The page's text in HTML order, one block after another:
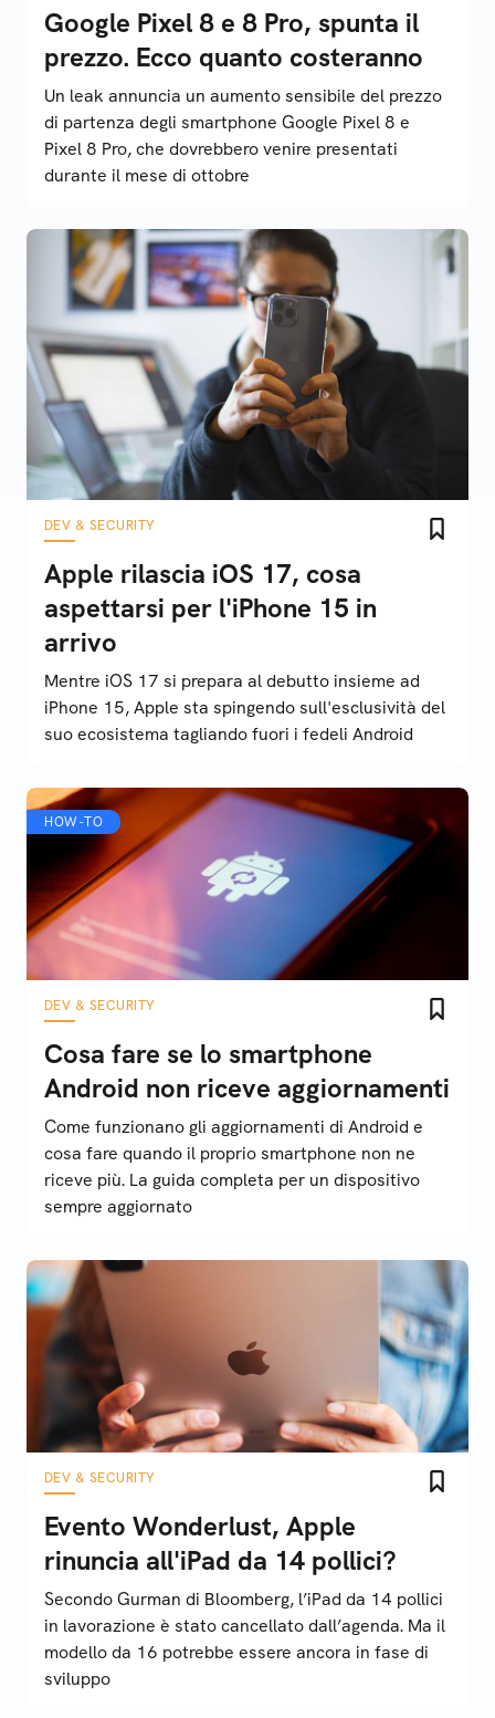
Google Pixel 8 e 8 Pro, spunta il
prezzo. Ecco quanto costeranno
Un leak annuncia un aumento sensibile del prezzo
di partenza degli smartphone Google Pixel 8 e
Pixel 8 Pro, che dovrebbero venire presentati
durante il mese di ottobre
DEV & SECURITY
Apple rilascia iOS 17, cosa
aspettarsi per l'iPhone 15 in
arrivo
Mentre iOS 17 si prepara al debutto insieme ad
iPhone 15, Apple sta spingendo sull'esclusività del
suo ecosistema tagliando fuori i fedeli Android
HOW-TO
DEV & SECURITY
Cosa fare se lo smartphone
Android non riceve aggiornamenti
Come funzionano gli aggiornamenti di Android e
cosa fare quando il proprio smartphone non ne
riceve più. La guida completa per un dispositivo
sempre aggiornato
DEV & SECURITY
Evento Wonderlust, Apple
rinuncia all'iPad da 14 pollici?
Secondo Gurman di Bloomberg, l’iPad da 14 pollici
in lavorazione è stato cancellato dall’agenda. Ma il
modello da 16 potrebbe essere ancora in fase di
sviluppo